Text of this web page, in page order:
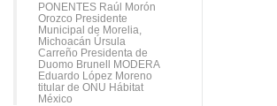
PONENTES Raúl Morón
Orozco Presidente
Municipal de Morelia,
Michoacán Úrsula
Carreño Presidenta de
Duomo Brunell MODERA
Eduardo López Moreno
titular de ONU Hábitat
México